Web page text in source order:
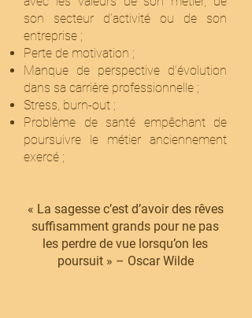
son secteur d’activité ou de son
entreprise ;
Perte de motivation ;
Manque de perspective d’évolution
dans sa carrière professionnelle ;
Stress, burn-out ;
Problème de santé empêchant de
poursuivre le métier anciennement
exercé ;
« La sagesse c’est d’avoir des rêves
suffisamment grands pour ne pas
les perdre de vue lorsqu’on les
poursuit » – Oscar Wilde